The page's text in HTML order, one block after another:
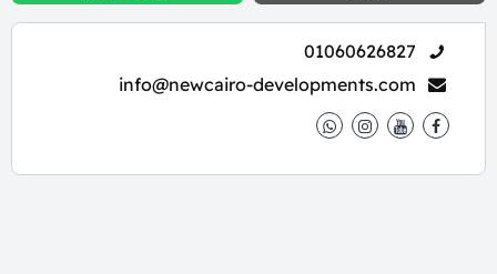
01060626827
info@newcairo-developments.com